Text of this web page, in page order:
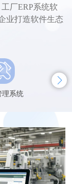
厂ERP系统软
业打造软件生态
理系统